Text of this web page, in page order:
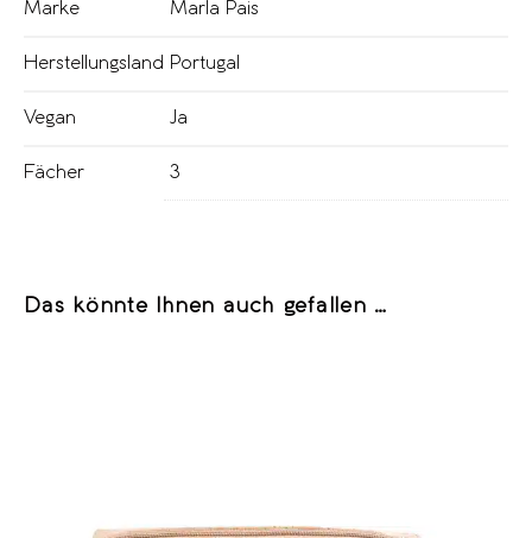
Marke Marla Pais
Herstellungsland Portugal
Vegan Ja
Fächer 3
Das könnte Ihnen auch gefallen …